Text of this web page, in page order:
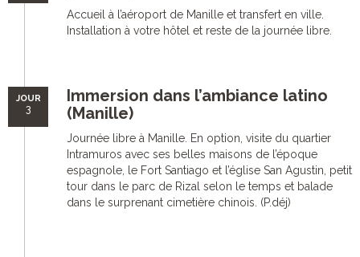
Accueil à l’aéroport de Manille et transfert en ville.
Installation à votre hôtel et reste de la journée libre.
JOUR
3
Immersion dans l’ambiance latino
(Manille)
Journée libre à Manille. En option, visite du quartier
Intramuros avec ses belles maisons de l’époque
espagnole, le Fort Santiago et l’église San Agustin, petit
tour dans le parc de Rizal selon le temps et balade
dans le surprenant cimetière chinois. (P.déj)